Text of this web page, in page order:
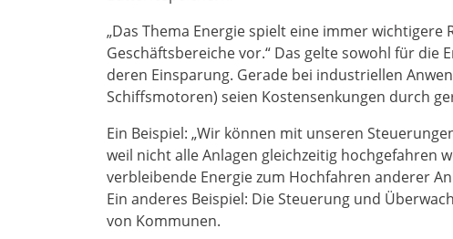
„Das Thema Energie spielt eine immer
Geschäftsbereiche vor.“ Das gelte sowohl für die
deren Einsparung. Gerade bei industriellen
Schiffsmotoren) seien Kostensenkungen durch
Ein Beispiel: „Wir können mit unseren
weil nicht alle Anlagen gleichzeitig hochgefahren
verbleibende Energie zum Hochfahren anderer
Ein anderes Beispiel: Die Steuerung und
von Kommunen.